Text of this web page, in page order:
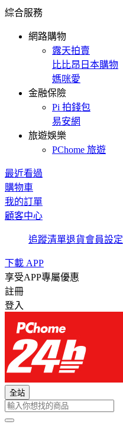
綜合服務
網路購物
露天拍賣
比比昂日本購物
媽咪愛
金融保險
Pi 拍錢包
易安網
旅遊娛樂
PChome 旅遊
最近看過
購物車
我的訂單
顧客中心
追蹤清單退貨會員設定
下載 APP
享受APP專屬優惠
註冊
登入
全站